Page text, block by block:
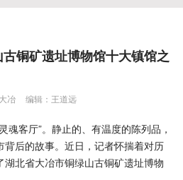
铜矿遗址博物馆十大镇馆之
冶 编辑：王道远
魂客厅”。静止的、有温度的陈列品，
后的故事。近日，记者怀揣着对历
湖北省大冶市铜绿山古铜矿遗址博物